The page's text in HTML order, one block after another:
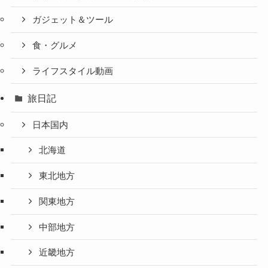
ガジェット＆ツール
食・グルメ
ライフスタイル動画
旅日記
日本国内
北海道
東北地方
関東地方
中部地方
近畿地方